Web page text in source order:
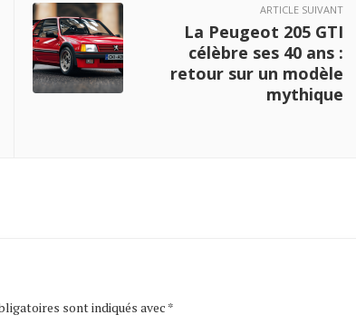
ARTICLE SUIVANT
La Peugeot 205 GTI
célèbre ses 40 ans :
retour sur un modèle
mythique
sont indiqués avec *